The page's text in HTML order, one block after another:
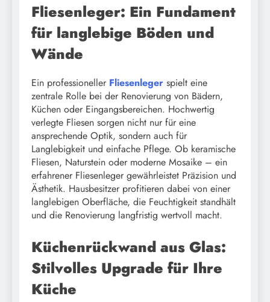
Fliesenleger: Ein Fundament
für langlebige Böden und
Wände
Ein professioneller Fliesenleger spielt eine
zentrale Rolle bei der Renovierung von Bädern,
Küchen oder Eingangsbereichen. Hochwertig
verlegte Fliesen sorgen nicht nur für eine
ansprechende Optik, sondern auch für
Langlebigkeit und einfache Pflege. Ob keramische
Fliesen, Naturstein oder moderne Mosaike – ein
erfahrener Fliesenleger gewährleistet Präzision und
Ästhetik. Hausbesitzer profitieren dabei von einer
langlebigen Oberfläche, die Feuchtigkeit standhält
und die Renovierung langfristig wertvoll macht.
Küchenrückwand aus Glas:
Stilvolles Upgrade für Ihre
Küche